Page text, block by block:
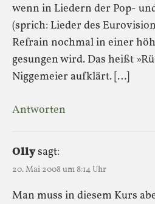
wenn in Liedern der Pop-
(sprich: Lieder des
Refrain nochmal in einer
gesungen wird. Das heißt
Niggemeier aufklärt. […]
Antworten
Ollysagt:
20. Mai 2008 um 8:14 Uhr
Man muss in diesem Kurs